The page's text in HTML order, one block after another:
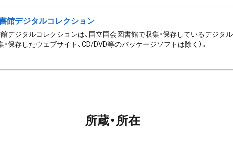
館デジタルコレクション
デジタルコレクションは、国立国会図書館で収集・保存しているデジタ
・保存したウェブサイト、CD/DVD等のパッケージソフトは除く）。
所蔵・所在